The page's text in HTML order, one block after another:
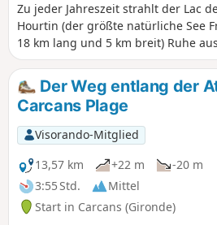
Zu jeder Jahreszeit strahlt der Lac
Hourtin (der größte natürliche See
18 km lang und 5 km breit) Ruhe
nehmen den alten Radweg von La
der heute leider in schlechtem
verläuft parallel zumGR®8, dem
und führt von der Basis von
Spitze von La Gracieuse am Westufer
Der Weg entlang der
Carcans Plage
Visorando-Mitglied
13,57 km
+22 m
-20 m
3:55 Std.
Mittel
Start in Carcans (Gironde)